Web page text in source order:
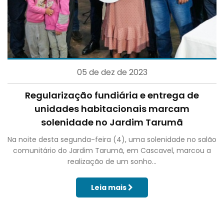
05 de dez de 2023
Regularização fundiária e entrega de
unidades habitacionais marcam
solenidade no Jardim Tarumã
Na noite desta segunda-feira (4), uma solenidade no salão
comunitário do Jardim Tarumã, em Cascavel, marcou a
realização de um sonho...
Leia mais